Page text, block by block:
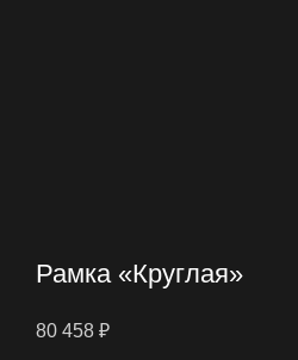
Рамка «Круглая»
80 458 ₽